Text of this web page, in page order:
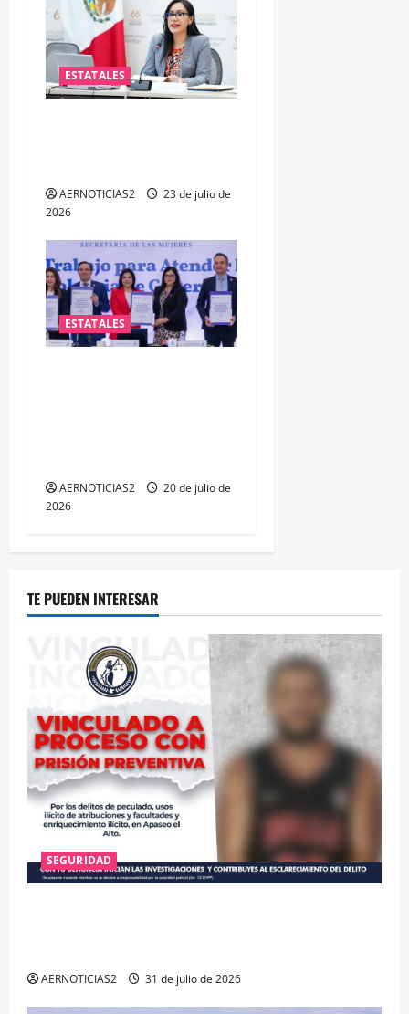
ESTATALES
AERNOTICIAS2
23 de julio de
2026
ESTATALES
AERNOTICIAS2
20 de julio de
2026
TE PUEDEN INTERESAR
SEGURIDAD
AERNOTICIAS2 31 de julio de 2026